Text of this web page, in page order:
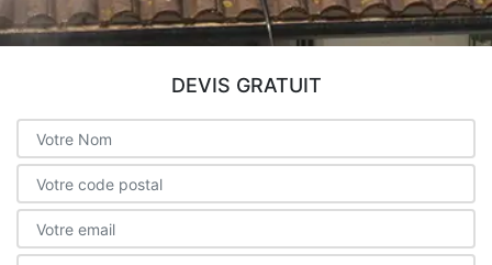
DEVIS GRATUIT